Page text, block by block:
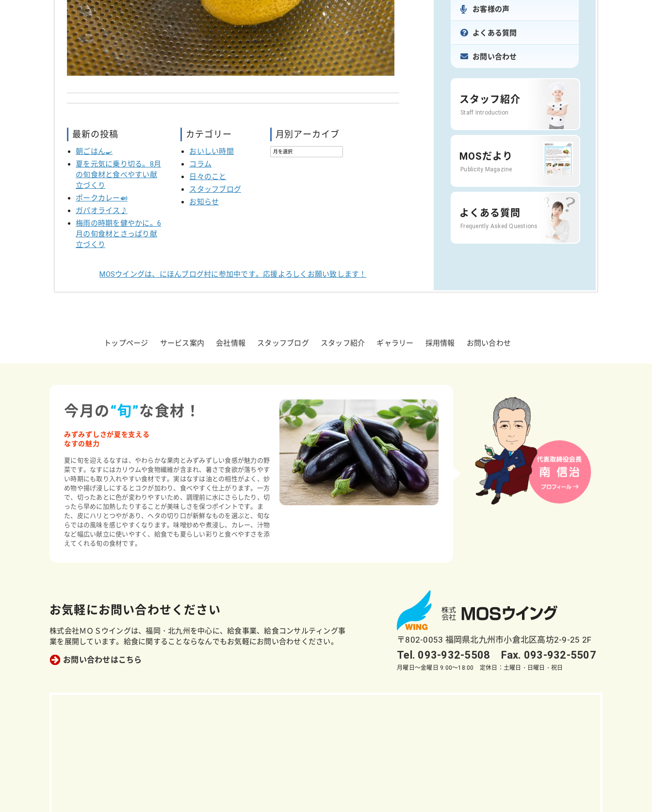
最新の投稿
朝ごはん🍳
夏を元気に乗り切る。8月
の旬食材と食べやすい献
立づくり
ポークカレー🍛
ガパオライス♪
梅雨の時期を健やかに。6
月の旬食材とさっぱり献
立づくり
カテゴリー
おいしい時間
コラム
日々のこと
スタッフブログ
お知らせ
月別アーカイブ
MOSウイングは、にほんブログ村に参加中です。 応援よろしくお願い致します！
お客様の声
よくある質問
お問い合わせ
スタッフ紹介
Staff Introduction
MOSだより
Publicity Magazine
よくある質問
Frequently Asked Questions
トップページ サービス案内 会社情報 スタッフブログ スタッフ紹介 ギャラリー 採用情報 お問い合わせ
今月の“旬”な食材！
みずみずしさが夏を支える
なすの魅力
夏に旬を迎えるなすは、やわらかな果肉とみずみずしい食感が魅力の野
菜です。なすにはカリウムや食物繊維が含まれ、暑さで食欲が落ちやす
い時期にも取り入れやすい食材です。実はなすは油との相性がよく、炒
め物や揚げ浸しにするとコクが加わり、食べやすく仕上がります。一方
で、切ったあとに色が変わりやすいため、調理前に水にさらしたり、切
ったら早めに加熱したりすることが美味しさを保つポイントです。ま
た、皮にハリとつやがあり、ヘタの切り口が新鮮なものを選ぶと、旬な
らではの風味を感じやすくなります。味噌炒めや煮浸し、カレー、汁物
など幅広い献立に使いやすく、給食でも夏らしい彩りと食べやすさを添
えてくれる旬の食材です。
お気軽にお問い合わせください
株式会社ＭＯＳウイングは、福岡・北九州を中心に、給食事業、給食コンサルティング事
業を展開しています。給食に関することならなんでもお気軽にお問い合わせください。
お問い合わせはこちら
〒802-0053 福岡県北九州市小倉北区高坊2-9-25 2F
Tel. 093-932-5508 Fax. 093-932-5507
月曜日～金曜日 9:00～18:00 定休日：土曜日・日曜日・祝日